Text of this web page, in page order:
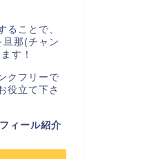
ることで、
旦那(チャン
す！
クフリーで
役立て下さ
ィール紹介